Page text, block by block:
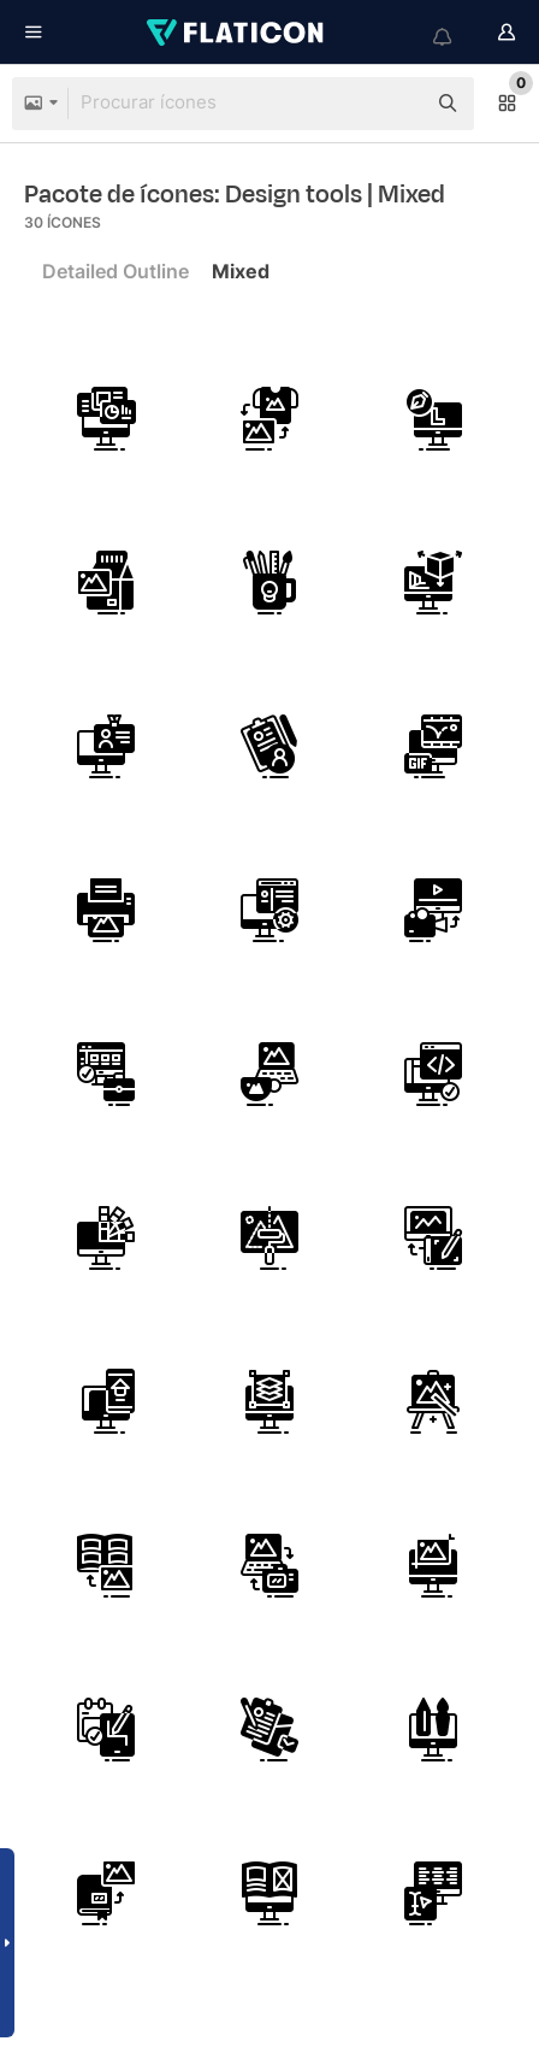
0
Pacote de ícones: Design tools| Mixed
30 ÍCONES
Detailed Outline Mixed